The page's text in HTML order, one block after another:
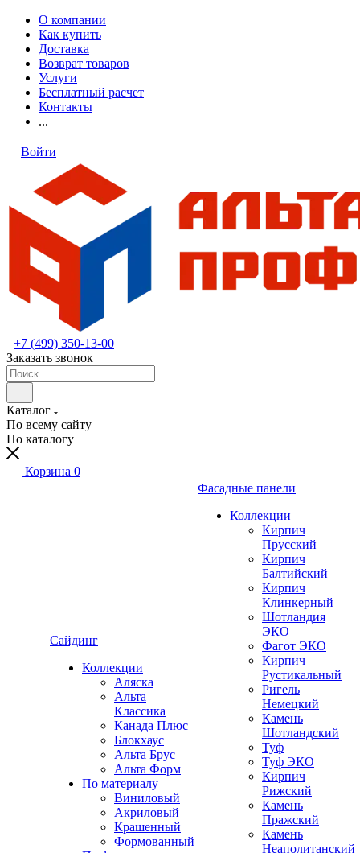
О компании
Как купить
Доставка
Возврат товаров
Услуги
Бесплатный расчет
Контакты
...
Войти
+7 (499) 350-13-00
Заказать звонок
Каталог
По всему сайту
По каталогу
Корзина 0
Сайдинг
Коллекции
Аляска
Альта
Классика
Канада Плюс
Блокхаус
Альта Брус
Альта Форм
По материалу
Виниловый
Акриловый
Крашенный
Формованный
Фасадные панели
Коллекции
Кирпич
Прусский
Кирпич
Балтийский
Кирпич
Клинкерный
Шотландия
ЭКО
Фагот ЭКО
Кирпич
Рустикальный
Ригель
Немецкий
Камень
Шотландский
Туф
Туф ЭКО
Кирпич
Рижский
Камень
Пражский
Камень
Неаполитанский